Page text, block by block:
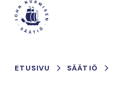
Hyppää
sisältöön
Päävalikko
ETUSIVU SÄÄTIÖ